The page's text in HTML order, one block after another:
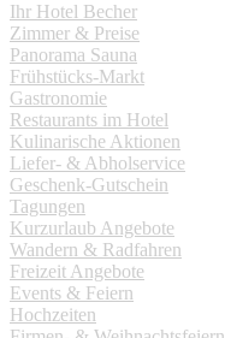
Ihr Hotel Becher
Zimmer & Preise
Panorama Sauna
Frühstücks-Markt
Gastronomie
Restaurants im Hotel
Kulinarische Aktionen
Liefer- & Abholservice
Geschenk-Gutschein
Tagungen
Kurzurlaub Angebote
Wandern & Radfahren
Freizeit Angebote
Events & Feiern
Hochzeiten